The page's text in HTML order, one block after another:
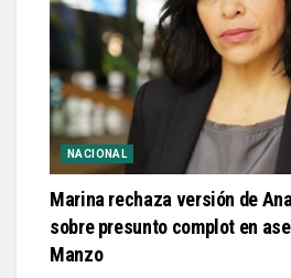
NACIONAL
Marina rechaza versión de
sobre presunto complot en
Manzo